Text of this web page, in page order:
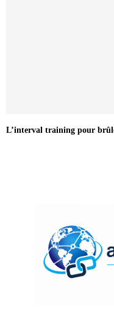
L’interval training pour